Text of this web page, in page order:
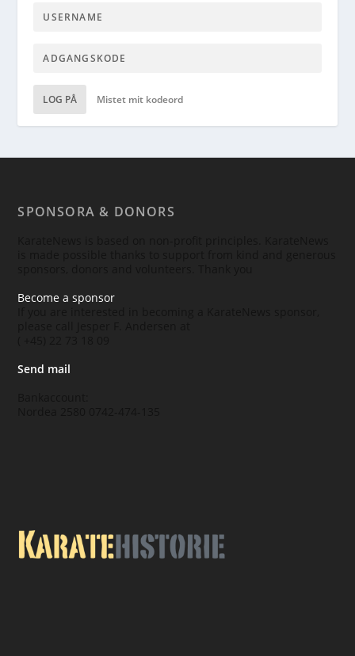
LOG PÅ Mistet mit kodeord
SPONSORA & DONORS
Become a sponsor
Send mail